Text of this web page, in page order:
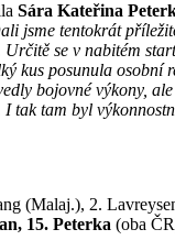
Sára Kateřina
jsme tentokrát
se v nabitém
kus posunula osobní
bojovné výkony,
tak tam byl
(Malaj.), 2.
15. Peterka (oba